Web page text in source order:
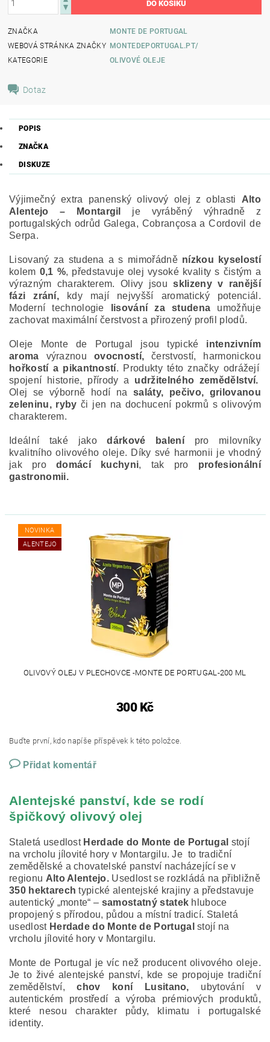
ZNAČKA
MONTE DE PORTUGAL
WEBOVÁ STRÁNKA ZNAČKY MONTEDEPORTUGAL.PT/
KATEGORIE
OLIVOVÉ OLEJE
Dotaz
POPIS
ZNAČKA
DISKUZE
Výjimečný extra panenský olivový olej z oblasti Alto
Alentejo – Montargil je
vyráběný výhradně z
portugalských odrůd Galega, Cobrançosa a Cordovil de
Serpa.
Lisovaný za studena a s mimořádně nízkou kyselostí
kolem 0,1 %, představuje olej vysoké kvality s čistým a
výrazným charakterem. Olivy jsousklizeny v ranější
fázi zrání, kdy mají nejvyšší aromatický potenciál.
Moderní technologie
lisování za studena umožňuje
zachovat maximální čerstvost a přirozený profil plodů.
Oleje Monte de Portugal jsou typické intenzivním
aroma výraznou ovocností, čerstvostí, harmonickou
hořkostí a pikantností. Produkty této značky odrážejí
spojení historie, přírody a udržitelného zemědělství.
Olej se výborně hodí nasaláty, pečivo, grilovanou
zeleninu, ryby či jen na dochucení pokrmů s olivovým
charakterem.
Ideální také jakodárkové balení pro milovníky
kvalitního olivového oleje. Díky své harmonii je vhodný
jak pro domácí kuchyni, tak pro profesionální
gastronomii.
NOVINKA
ALENTEJO
OLIVOVÝ OLEJ V PLECHOVCE -MONTE DE PORTUGAL-200 ML
300 Kč
Buďte první, kdo napíše příspěvek k této položce.
Přidat komentář
Alentejské panství, kde se rodí
špičkový olivový olej
Staletá usedlost Herdade do Monte de Portugal stojí
na vrcholu jílovité hory v Montargilu. Je to tradiční
zemědělské a chovatelské panství nacházející se v
regionu Alto Alentejo. Usedlost se rozkládá na přibližně
350 hektarech typické alentejské krajiny a představuje
autentický „monte“ – samostatný statek hluboce
propojený s přírodou, půdou a místní tradicí. Staletá
usedlost Herdade do Monte de Portugal stojí na
vrcholu jílovité hory v Montargilu.
Monte de Portugal je víc než producent olivového oleje.
Je to živé alentejské panství, kde se propojuje tradiční
zemědělství,chov koní Lusitano, ubytování v
autentickém prostředí a výroba prémiových produktů,
které nesou charakter půdy, klimatu i portugalské
identity.